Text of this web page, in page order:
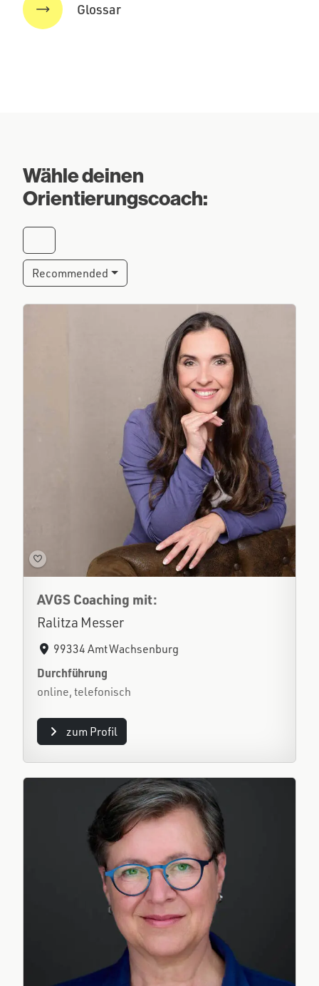
Glossar
Wähle deinen
Orientierungscoach:
Recommended
AVGS Coaching mit:
Ralitza Messer
99334 Amt Wachsenburg
Durchführung
online, telefonisch
zum Profil